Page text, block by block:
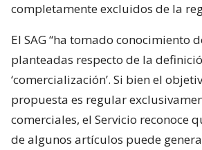
completamente excluidos de la
El SAG “ha tomado conocimiento
planteadas respecto de la
‘comercialización’. Si bien el
propuesta es regular
comerciales, el Servicio reconoce
de algunos artículos puede